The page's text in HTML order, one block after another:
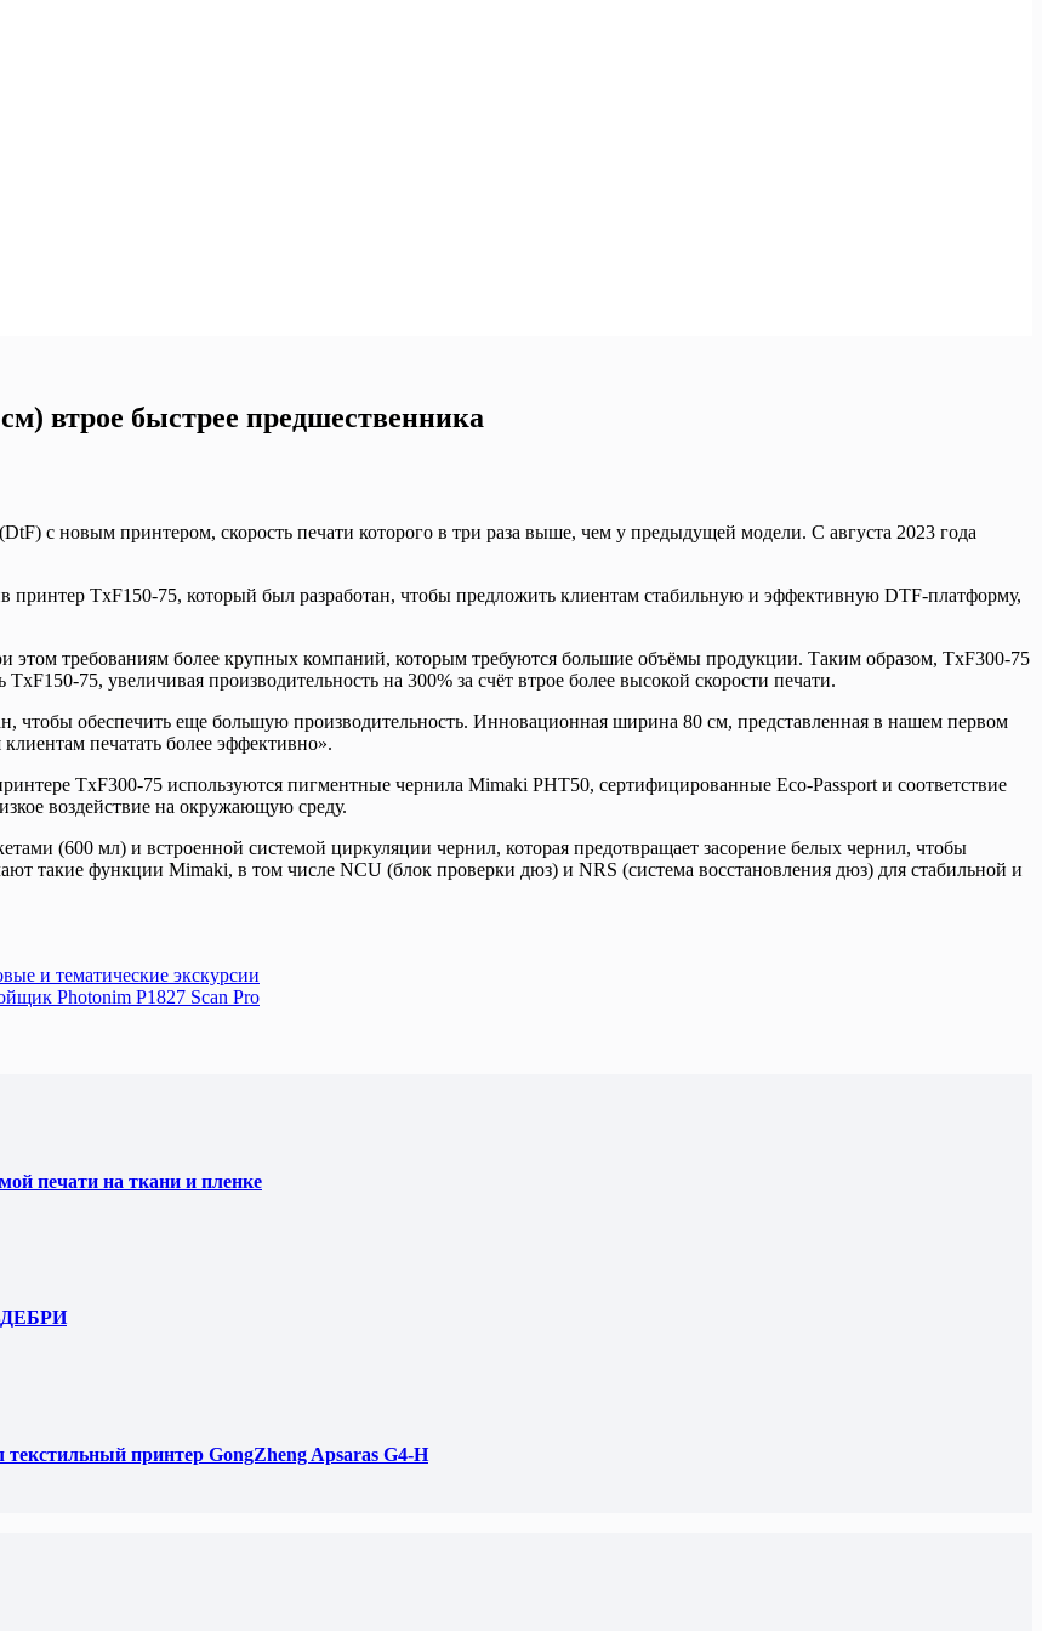
втрое быстрее предшественника
с новым принтером, скорость печати которого в три раза выше, чем у предыдущей модели. С августа 2023 года
TxF150-75, который был разработан, чтобы предложить клиентам стабильную и эффективную DTF-платформу,
этом требованиям более крупных компаний, которым требуются большие объёмы продукции. Таким образом, TxF300-75
75, увеличивая производительность на 300% за счёт втрое более высокой скорости печати.
чтобы обеспечить еще большую производительность. Инновационная ширина 80 см, представленная в нашем первом
печатать более эффективно».
TxF300-75 используются пигментные чернила Mimaki PHT50, сертифицированные Eco-Passport и соответствие
воздействие на окружающую среду.
(600 мл) и встроенной системой циркуляции чернил, которая предотвращает засорение белых чернил, чтобы
такие функции Mimaki, в том числе NCU (блок проверки дюз) и NRS (система восстановления дюз) для стабильной и
и тематические экскурсии
Photonim P1827 Scan Pro
печати на ткани и пленке
принтер GongZheng Apsaras G4-H